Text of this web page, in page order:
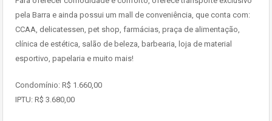
pela Barra e ainda possui um mall de conveniência, que conta com:
CCAA, delicatessen, pet shop, farmácias, praça de alimentação,
clínica de estética, salão de beleza, barbearia, loja de material
esportivo, papelaria e muito mais!
Condomínio: R$ 1.660,00
IPTU: R$ 3.680,00